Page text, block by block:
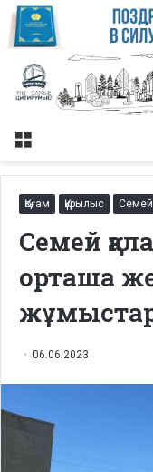
Меню
Қоғам Құрылыс Семей
Семей
орташа
06.06.2023